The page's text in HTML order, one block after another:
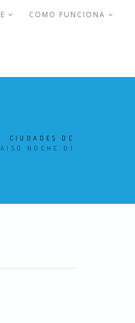
COMO FUNCIONA
CIUDADES DE
NOCHE 01